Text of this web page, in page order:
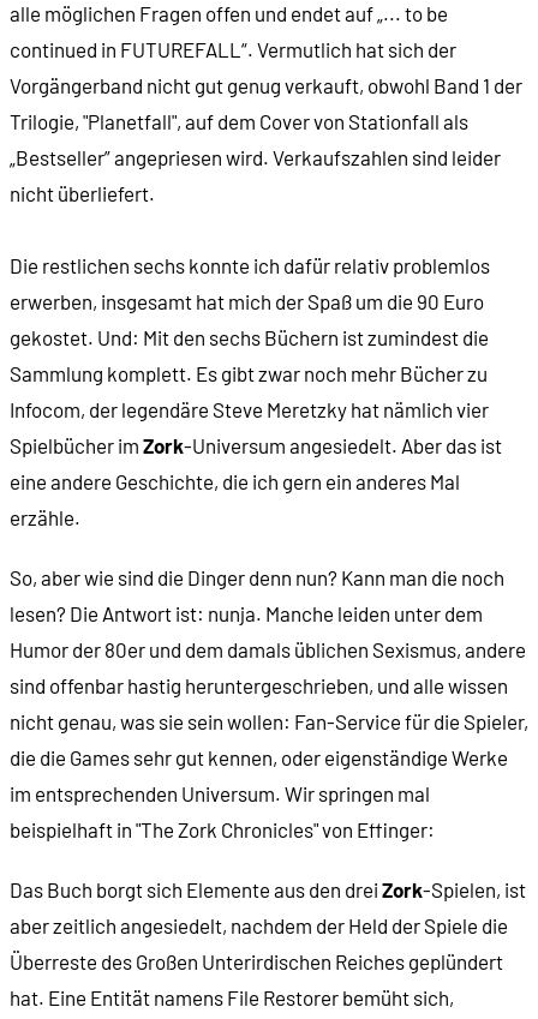
alle möglichen Fragen offen und endet auf „... to be
continued in FUTUREFALL“. Vermutlich hat sich der
Vorgängerband nicht gut genug verkauft, obwohl Band 1 der
Trilogie, "Planetfall", auf dem Cover von Stationfall als
„Bestseller” angepriesen wird. Verkaufszahlen sind leider
nicht überliefert.
Die restlichen sechs konnte ich dafür relativ problemlos
erwerben, insgesamt hat mich der Spaß um die 90 Euro
gekostet. Und: Mit den sechs Büchern ist zumindest die
Sammlung komplett. Es gibt zwar noch mehr Bücher zu
Infocom, der legendäre Steve Meretzky hat nämlich vier
Spielbücher im Zork-Universum angesiedelt. Aber das ist
eine andere Geschichte, die ich gern ein anderes Mal
erzähle.
So, aber wie sind die Dinger denn nun? Kann man die noch
lesen? Die Antwort ist: nunja. Manche leiden unter dem
Humor der 80er und dem damals üblichen Sexismus, andere
sind offenbar hastig heruntergeschrieben, und alle wissen
nicht genau, was sie sein wollen: Fan-Service für die Spieler,
die die Games sehr gut kennen, oder eigenständige Werke
im entsprechenden Universum. Wir springen mal
beispielhaft in "The Zork Chronicles" von Effinger:
Das Buch borgt sich Elemente aus den drei Zork-Spielen, ist
aber zeitlich angesiedelt, nachdem der Held der Spiele die
Überreste des Großen Unterirdischen Reiches geplündert
hat. Eine Entität namens File Restorer bemüht sich,